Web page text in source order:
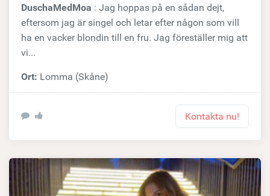
DuschaMedMoa : Jag hoppas på en sådan dejt,
eftersom jag är singel och letar efter någon som vill
ha en vacker blondin till en fru. Jag föreställer mig att
vi...
Ort: Lomma (Skåne)
Kontakta nu!